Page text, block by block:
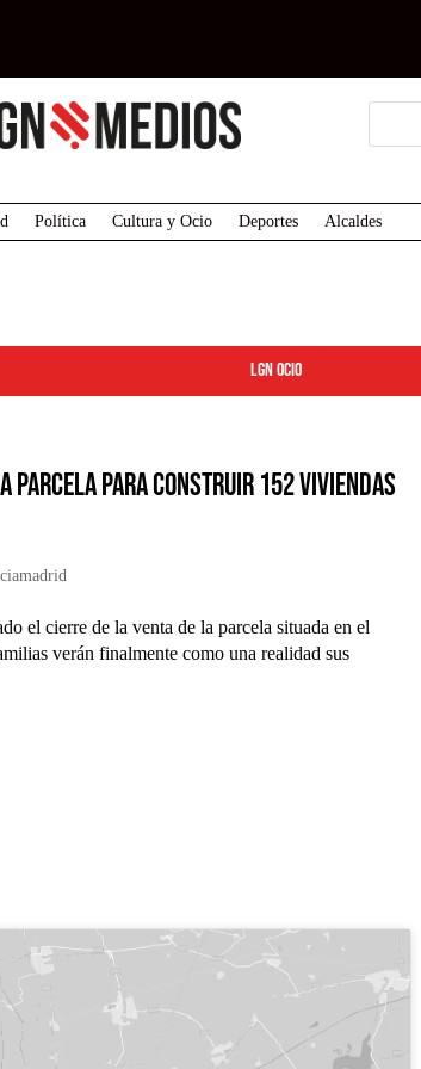
Política Cultura y Ocio Deportes Alcaldes
LGN ocio
parcela para construir 152 viviendas
el cierre de la venta de la parcela situada en el
verán finalmente como una realidad sus